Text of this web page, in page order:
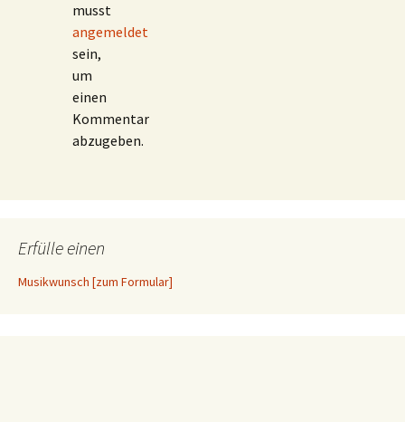
musst
angemeldet
sein,
um
einen
Kommentar
abzugeben.
Erfülle einen
Musikwunsch [zum Formular]